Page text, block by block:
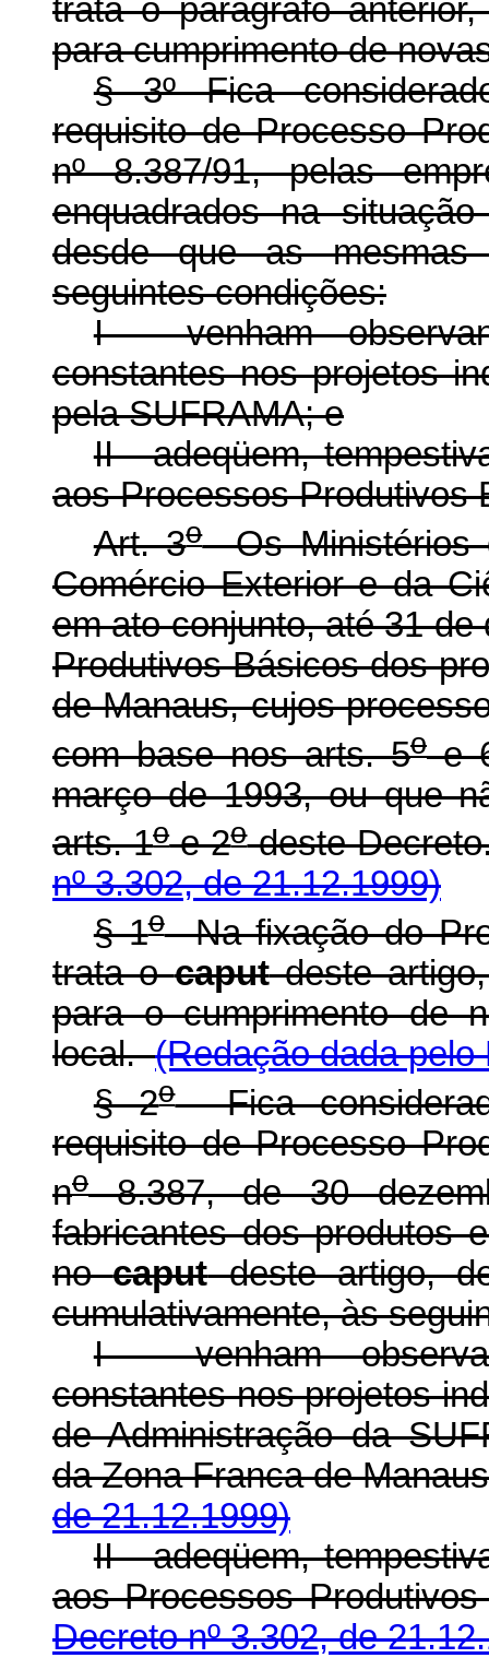
trata o parágrafo
para cumprimento de
§ 3º Fica
requisito de Processo
nº 8.387/91, pelas
enquadrados na
desde que as mesmas
seguintes condições:
I - venham
constantes nos projetos
pela SUFRAMA; e
II - adeqüem,
aos Processos Produtivos
Art. 3oOs Ministérios
Comércio Exterior e da
em ato conjunto, até 31
Produtivos Básicos dos
de Manaus, cujos
com base nos arts. 5oe
março de 1993, ou que
arts. 1oe 2odeste
nº 3.302, de 21.12.1999)
§ 1oNa fixação do
trata ocaputdeste
para o cumprimento de
local.(Redação dada pelo
§ 2oFica
requisito de Processo
no8.387, de 30
fabricantes dos produtos
nocaputdeste artigo,
cumulativamente, às
I - venham
constantes nos projetos
de Administração da
da Zona Franca de
de 21.12.1999)
II - adeqüem,
aos Processos
Decreto nº 3.302, de